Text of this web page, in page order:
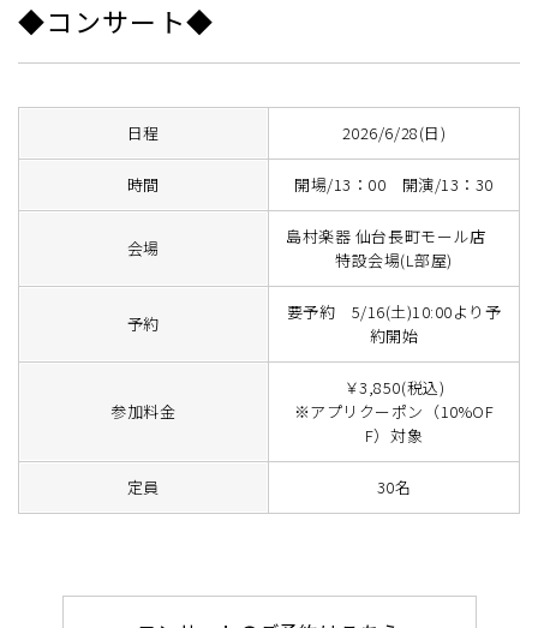
◆コンサート◆
日程 2026/6/28(日)
時間 開場/13：00 開演/13：30
会場
島村楽器 仙台長町モール店
特設会場(L部屋)
予約
要予約 5/16(土)10:00より予
約開始
参加料金
￥3,850(税込)
※アプリクーポン（10%OF
F）対象
定員 30名